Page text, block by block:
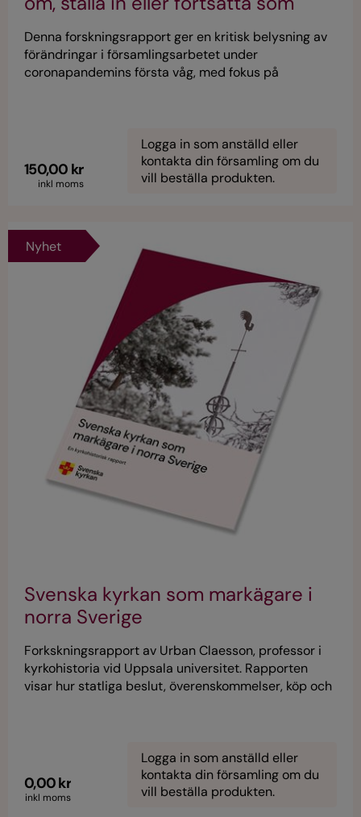
vanligt under coronapandemin
Denna forskningsrapport ger en kritisk belysning av
förändringar i församlingsarbetet under
coronapandemins första våg, med fokus på
150,00 kr
inkl moms
Logga in som anställd eller
kontakta din församling om du
vill beställa produkten.
Nyhet
Svenska kyrkan som markägare i
norra Sverige
Forkskningsrapport av Urban Claesson, professor i
kyrkohistoria vid Uppsala universitet. Rapporten
visar hur statliga beslut, överenskommelser, köp och
epoker. Rapporten är finansierad av Svenska kyrkan
som led i försoningsprocessen med det samiska
folket.
0,00 kr
inkl moms
Logga in som anställd eller
kontakta din församling om du
vill beställa produkten.